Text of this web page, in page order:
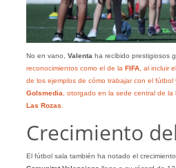
No en vano, Valenta ha recibido prestigiosos
reconocimientos como el de la FIFA, al incluir
de los ejemplos de cómo trabajar con el fútbol
Golsmedia , otorgado en la sede central de la
Las Rozas
Crecimiento
El fútbol sala también ha notado el